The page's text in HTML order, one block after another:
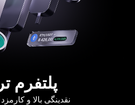
پلتفرم
نقدینگی بالا و کارمزد از